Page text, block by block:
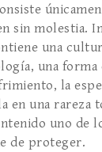
sin molestia.
una
una forma
la
en una rareza
uno de
de proteger.